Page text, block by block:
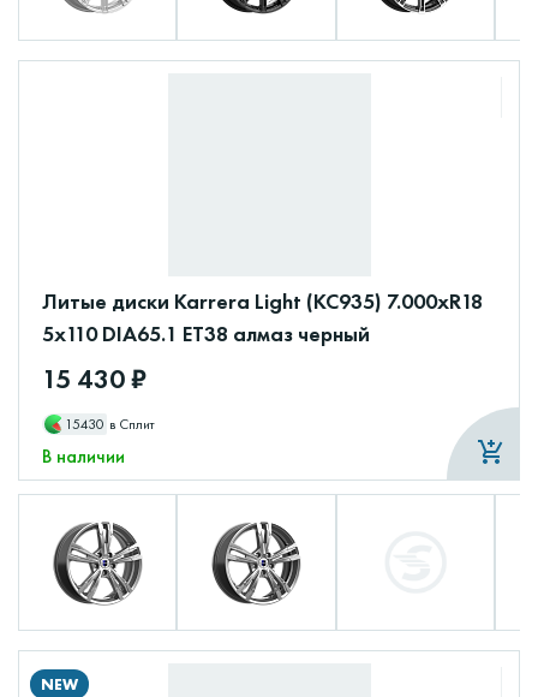
Литые диски Karrera Light (КС935) 7.000xR18
5x110 DIA65.1 ET38 алмаз черный
15 430 ₽
15430 в Сплит
В наличии
NEW